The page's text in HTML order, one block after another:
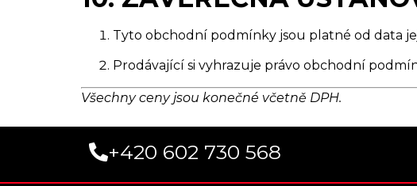
Tyto obchodní podmínky jsou platné od data
Prodávající si vyhrazuje právo obchodní
Všechny ceny jsou konečné včetně DPH.
+420 602 730 568